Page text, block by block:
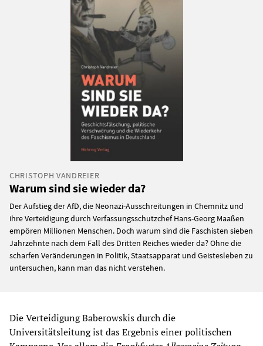
CHRISTOPH VANDREIER
Warum sind sie wieder da?
Der Aufstieg der AfD, die Neonazi-Ausschreitungen in Chemnitz und
ihre Verteidigung durch Verfassungsschutzchef Hans-Georg Maaßen
empören Millionen Menschen. Doch warum sind die Faschisten sieben
Jahrzehnte nach dem Fall des Dritten Reiches wieder da? Ohne die
scharfen Veränderungen in Politik, Staatsapparat und Geistesleben zu
untersuchen, kann man das nicht verstehen.
Die Verteidigung Baberowskis durch die
Universitätsleitung ist das Ergebnis einer politischen